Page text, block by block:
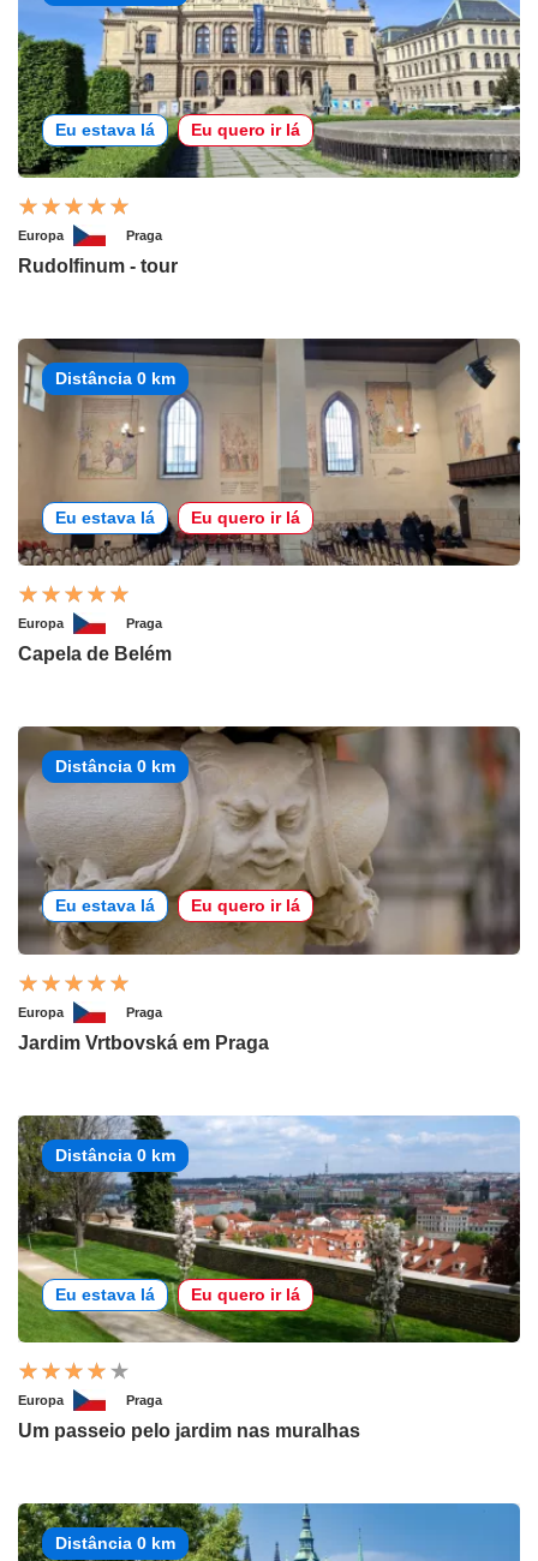
Eu estava lá Eu quero ir lá
Europa Praga
Rudolfinum - tour
Distância 0 km
Eu estava lá Eu quero ir lá
Europa Praga
Capela de Belém
Distância 0 km
Eu estava lá Eu quero ir lá
Europa Praga
Jardim Vrtbovská em Praga
Distância 0 km
Eu estava lá Eu quero ir lá
Europa Praga
Um passeio pelo jardim nas muralhas
Distância 0 km